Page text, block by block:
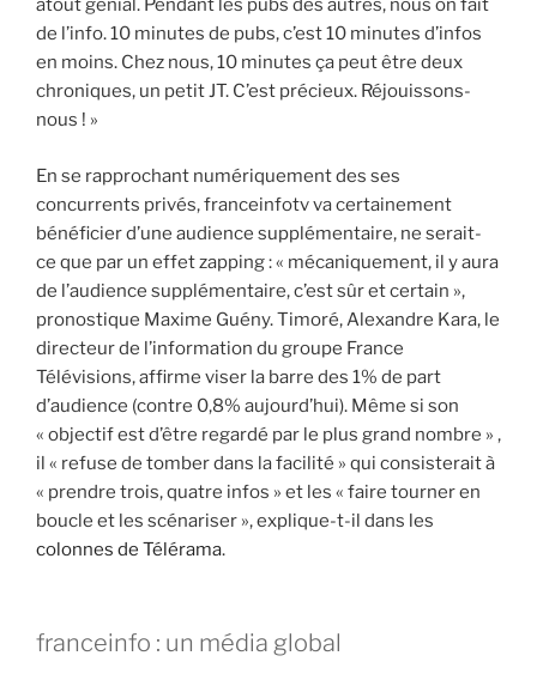
atout génial. Pendant les pubs des autres, nous on fait
de l’info. 10 minutes de pubs, c’est 10 minutes d’infos
en moins. Chez nous, 10 minutes ça peut être deux
chroniques, un petit JT. C’est précieux. Réjouissons-
nous ! »
En se rapprochant numériquement des ses
concurrents privés, franceinfotv va certainement
bénéficier d’une audience supplémentaire, ne serait-
ce que par un effet zapping : « mécaniquement, il y aura
de l’audience supplémentaire, c’est sûr et certain »,
pronostique Maxime Guény. Timoré, Alexandre Kara, le
directeur de l’information du groupe France
Télévisions, affirme viser la barre des 1% de part
d’audience (contre 0,8% aujourd’hui). Même si son
« objectif est d’être regardé par le plus grand nombre » ,
il « refuse de tomber dans la facilité » qui consisterait à
« prendre trois, quatre infos » et les « faire tourner en
boucle et les scénariser », explique-t-il dans les
colonnes de Télérama.
franceinfo : un média global